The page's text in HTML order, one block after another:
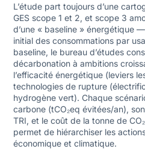
L’étude part toujours d’une
GES scope 1 et 2, et scope 3
d’une « baseline » énergétique
initial des consommations par
baseline, le bureau d’études
décarbonation à ambitions
l’efficacité énergétique (leviers
technologies de rupture
hydrogène vert). Chaque
carbone (tCO₂eq évitées/an),
TRI, et le coût de la tonne de
permet de hiérarchiser les
économique et climatique.